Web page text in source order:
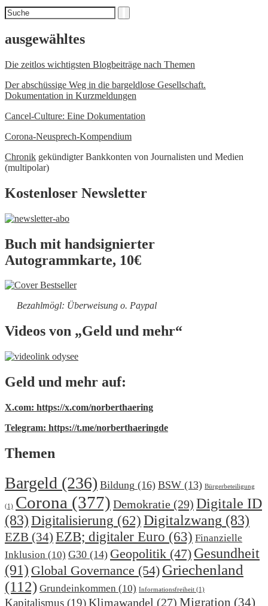
Suchen
nach
ausgewähltes
Die zeitlos wichtigsten Blogbeiträge nach Themen
Der abschüssige Weg in die bargeldlose Gesellschaft.
Dokumentation in Kurzmeldungen
Cancel-Culture: Eine Dokumentation
Corona-Neusprech-Kompendium
Chronik gekündigter Bankkonten von Journalisten und Medien
(multipolar)
Kostenloser Newsletter
Buch mit handsignierter
Autogrammkarte, 10€
Bezahlmögl: Überweisung o. Paypal
Videos von „Geld und mehr“
Geld und mehr auf:
X.com: https://x.com/norberthaering
Telegram: https://t.me/norberthaeringde
Themen
Bargeld (236) Bildung (16) BSW (13) Bürgerbeteiligung
(1) Corona (377) Demokratie (29) Digitale ID
(83) Digitalisierung (62) Digitalzwang (83)
EZB (34) EZB; digitaler Euro (63) Finanzielle
Inklusion (10) G30 (14) Geopolitik (47) Gesundheit
(91) Global Governance (54) Griechenland
(112) Grundeinkommen (10) Informationsfreiheit (1)
Kapitalismus (19)Klimawandel (27) Migration (34)